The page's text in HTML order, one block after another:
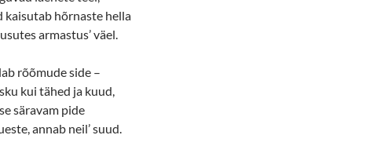
kaisutab hõrnaste hella
armastus’ väel.
rõõmude side –
kui tähed ja kuud,
säravam pide
annab neil’ suud.